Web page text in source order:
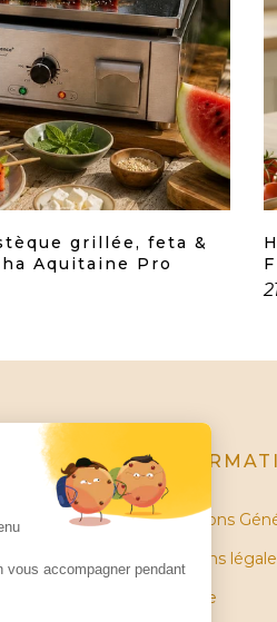
grillée, feta &
Aquitaine Pro
Conditions
Mentions
Garantie